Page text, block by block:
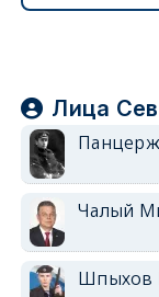
Лица
Чалый
Шпыхов